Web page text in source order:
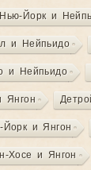
Нью-Йорк и
и Нейпьидо
и Нейпьидо
Янгон
Йорк и Янгон
Хосе и Янгон